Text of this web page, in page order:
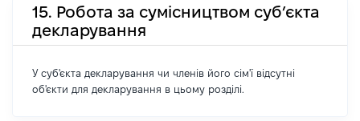
15. Робота за сумісництвом суб’єкта
декларування
У суб'єкта декларування чи членів його сім'ї відсутні
об'єкти для декларування в цьому розділі.